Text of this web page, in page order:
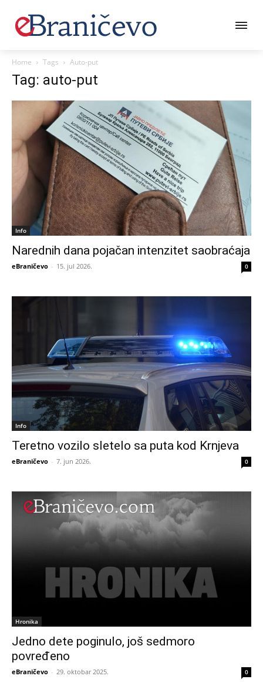
Home Tags Auto-put
Tag: auto-put
Info
Narednih dana pojačan intenzitet saobraćaja
eBraničevo - 15. jul 2026. 0
Info
Teretno vozilo sletelo sa puta kod Krnjeva
eBraničevo - 7. jun 2026. 0
Hronika
Jedno dete poginulo, još sedmoro
povređeno
eBraničevo - 29. oktobar 2025. 0